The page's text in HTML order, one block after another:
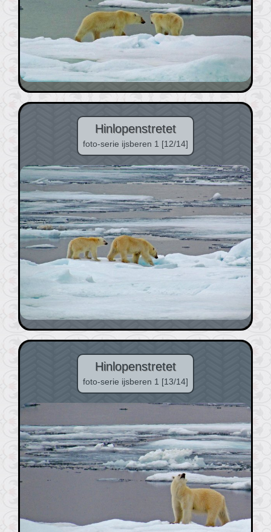
Hinlopenstretet
foto-serie ijsberen 1 [12/14]
Hinlopenstretet
foto-serie ijsberen 1 [13/14]